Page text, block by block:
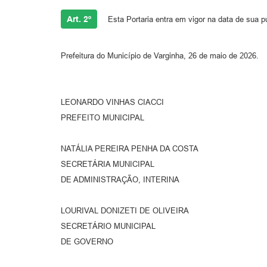
Art. 2º Esta Portaria entra em vigor na data de sua
Prefeitura do Município de Varginha, 26 de maio de 2026.
LEONARDO VINHAS CIACCI
PREFEITO MUNICIPAL
NATÁLIA PEREIRA PENHA DA COSTA
SECRETÁRIA MUNICIPAL
DE ADMINISTRAÇÃO, INTERINA
LOURIVAL DONIZETI DE OLIVEIRA
SECRETÁRIO MUNICIPAL
DE GOVERNO